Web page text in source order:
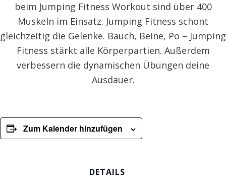
beim Jumping Fitness Workout sind über 400
Muskeln im Einsatz. Jumping Fitness schont
gleichzeitig die Gelenke. Bauch, Beine, Po – Jumping
Fitness stärkt alle Körperpartien. Außerdem
verbessern die dynamischen Übungen deine
Ausdauer.
Zum Kalender hinzufügen
DETAILS